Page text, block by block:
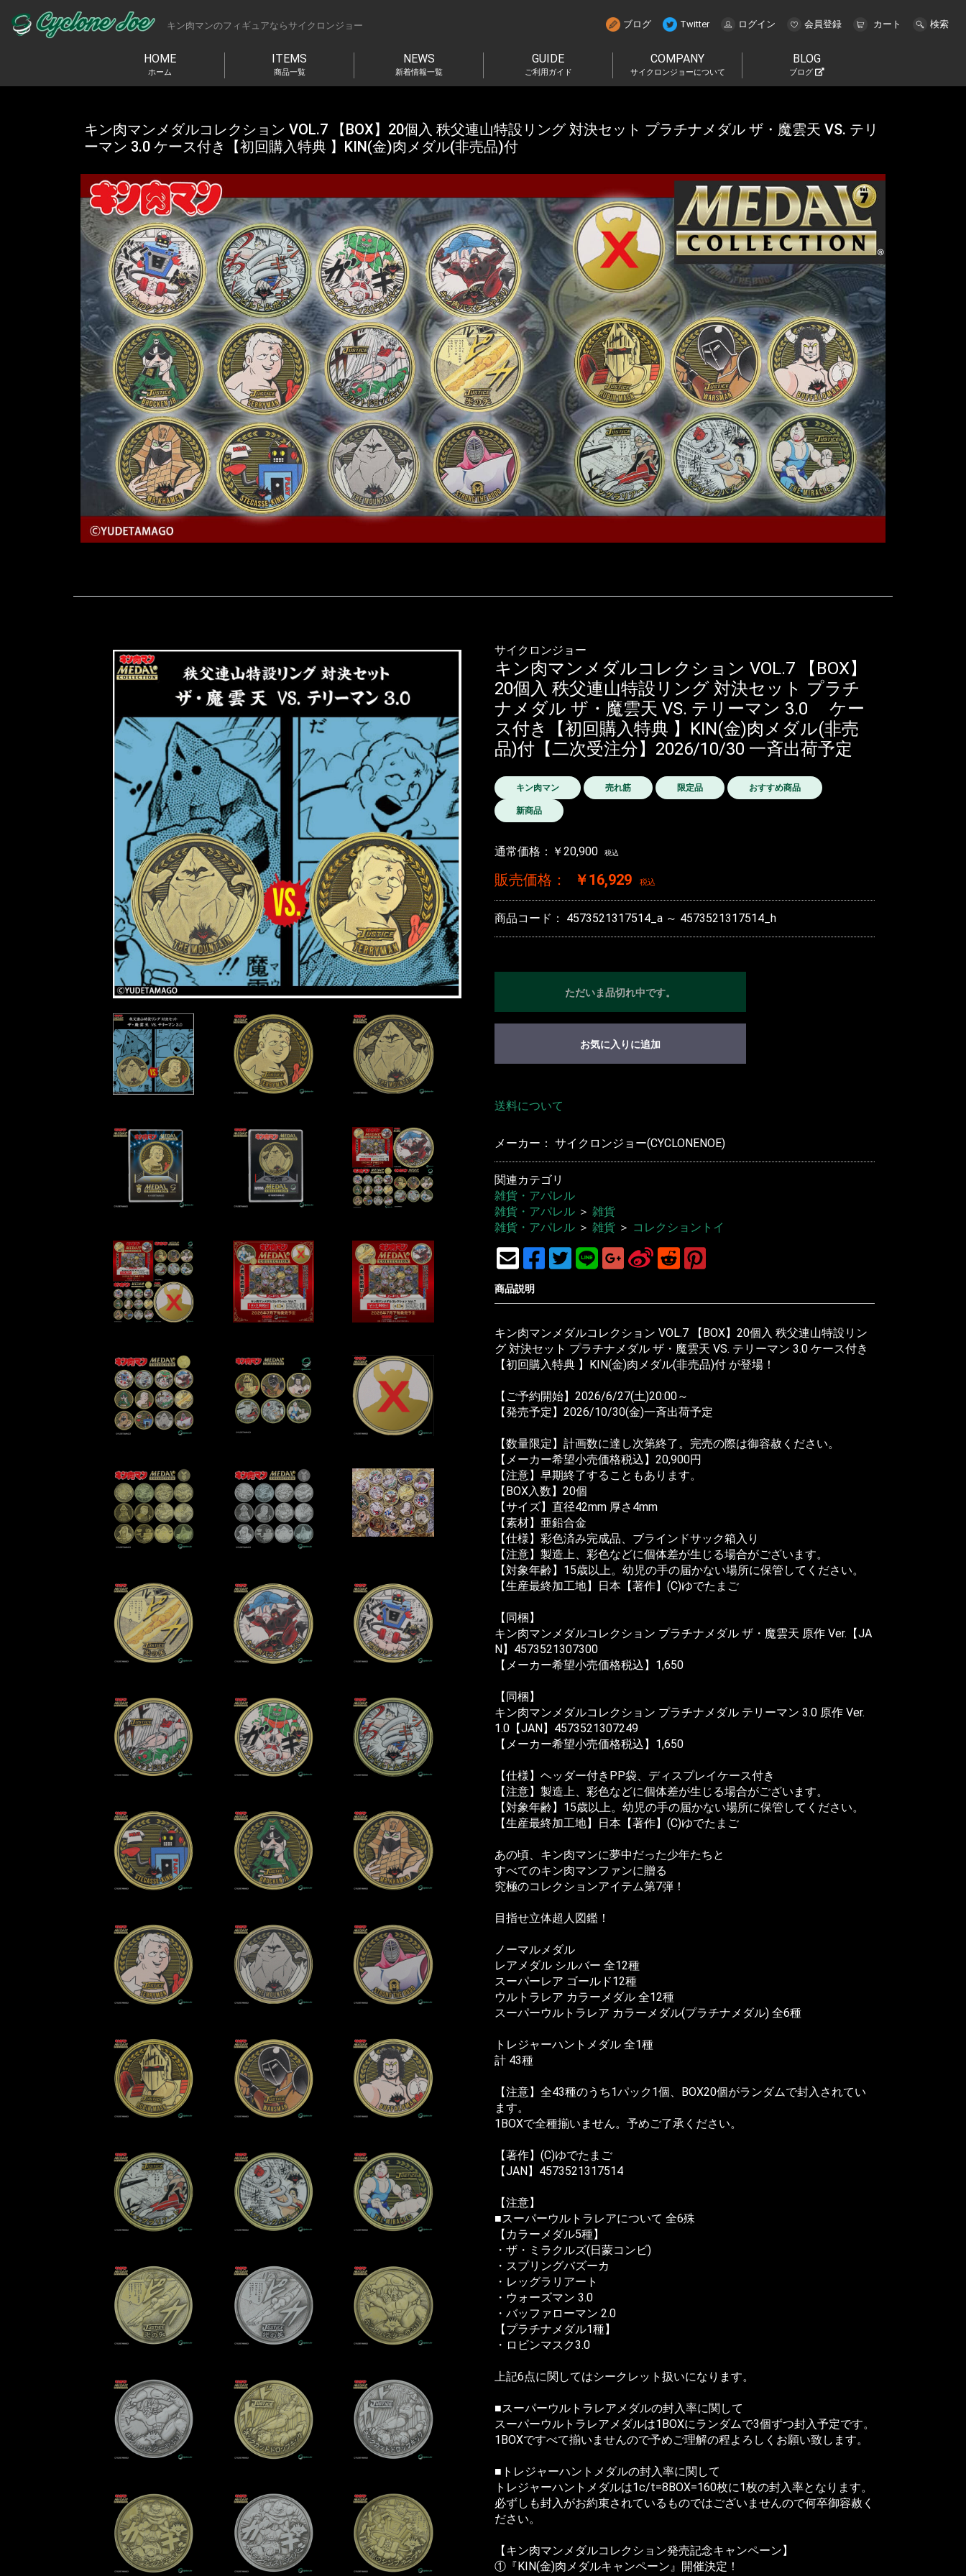
キン肉マンのフィギュアならサイクロンジョー ブログ Twitter ログイン 会員登録 カート 検索
HOME
ホーム
ITEMS
商品一覧
NEWS
新着情報一覧
GUIDE
ご利用ガイド
COMPANY
サイクロンジョーについて
BLOG
ブログ
キン肉マンメダルコレクション VOL.7 【BOX】20個入 秩父連山特設リング 対決セット プラチナメダル ザ・魔雲天 VS. テリ
ーマン 3.0 ケース付き【初回購入特典 】KIN(金)肉メダル(非売品)付
サイクロンジョー
キン肉マンメダルコレクション VOL.7 【BOX】
20個入 秩父連山特設リング 対決セット プラチ
ナメダル ザ・魔雲天 VS. テリーマン 3.0 ケー
ス付き【初回購入特典 】KIN(金)肉メダル(非売
品)付【二次受注分】2026/10/30 一斉出荷予定
キン肉マン 売れ筋 限定品 おすすめ商品
新商品
通常価格： ￥20,900 税込
販売価格： ￥16,929 税込
商品コード： 4573521317514_a ～ 4573521317514_h
ただいま品切れ中です。
お買い物を続ける カートへ進む
お気に入りに追加
送料について
メーカー： サイクロンジョー(CYCLONENOE)
関連カテゴリ
雑貨・アパレル
雑貨・アパレル ＞ 雑貨
雑貨・アパレル ＞ 雑貨 ＞ コレクショントイ
商品説明
キン肉マンメダルコレクション VOL.7 【BOX】20個入 秩父連山特設リン
グ 対決セット プラチナメダル ザ・魔雲天 VS. テリーマン 3.0 ケース付き
【初回購入特典 】KIN(金)肉メダル(非売品)付 が登場！
【ご予約開始】2026/6/27(土)20:00～
【発売予定】2026/10/30(金)一斉出荷予定
【数量限定】計画数に達し次第終了。完売の際は御容赦ください。
【メーカー希望小売価格税込】20,900円
【注意】早期終了することもあります。
【BOX入数】20個
【サイズ】直径42mm 厚さ4mm
【素材】亜鉛合金
【仕様】彩色済み完成品、ブラインドサック箱入り
【注意】製造上、彩色などに個体差が生じる場合がございます。
【対象年齢】15歳以上。幼児の手の届かない場所に保管してください。
【生産最終加工地】日本【著作】(C)ゆでたまご
【同梱】
キン肉マンメダルコレクション プラチナメダル ザ・魔雲天 原作 Ver.【JA
N】4573521307300
【メーカー希望小売価格税込】1,650
【同梱】
キン肉マンメダルコレクション プラチナメダル テリーマン 3.0 原作 Ver.
1.0【JAN】4573521307249
【メーカー希望小売価格税込】1,650
【仕様】ヘッダー付きPP袋、ディスプレイケース付き
【注意】製造上、彩色などに個体差が生じる場合がございます。
【対象年齢】15歳以上。幼児の手の届かない場所に保管してください。
【生産最終加工地】日本【著作】(C)ゆでたまご
あの頃、キン肉マンに夢中だった少年たちと
すべてのキン肉マンファンに贈る
究極のコレクションアイテム第7弾！
目指せ立体超人図鑑！
ノーマルメダル
レアメダル シルバー 全12種
スーパーレア ゴールド12種
ウルトラレア カラーメダル 全12種
スーパーウルトラレア カラーメダル(プラチナメダル) 全6種
トレジャーハントメダル 全1種
計 43種
【注意】全43種のうち1パック1個、BOX20個がランダムで封入されてい
ます。
1BOXで全種揃いません。予めご了承ください。
【著作】(C)ゆでたまご
【JAN】4573521317514
【注意】
■スーパーウルトラレアについて 全6殊
【カラーメダル5種】
・ザ・ミラクルズ(日蒙コンビ)
・スプリングバズーカ
・レッグラリアート
・ウォーズマン 3.0
・バッファローマン 2.0
【プラチナメダル1種】
・ロビンマスク3.0
上記6点に関してはシークレット扱いになります。
■スーパーウルトラレアメダルの封入率に関して
スーパーウルトラレアメダルは1BOXにランダムで3個ずつ封入予定です。
1BOXですべて揃いませんので予めご理解の程よろしくお願い致します。
■トレジャーハントメダルの封入率に関して
トレジャーハントメダルは1c/t=8BOX=160枚に1枚の封入率となります。
必ずしも封入がお約束されているものではございませんので何卒御容赦く
ださい。
【キン肉マンメダルコレクション発売記念キャンペーン】
①『KIN(金)肉メダルキャンペーン』開催決定！